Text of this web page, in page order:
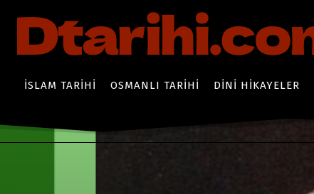
İSLAM TARIHI OSMANLI TARIHI DINI HIKAYELER